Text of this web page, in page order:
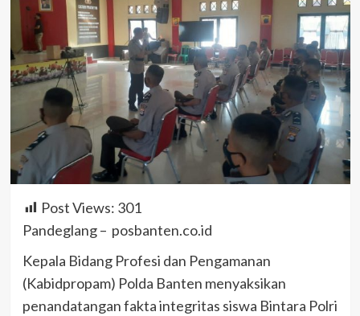
Post Views: 301
Pandeglang – posbanten.co.id
Kepala Bidang Profesi dan Pengamanan
(Kabidpropam) Polda Banten menyaksikan
penandatangan fakta integritas siswa Bintara Polri